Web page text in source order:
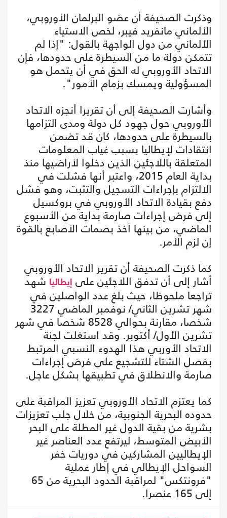
وذكرت الصحيفة أن عضو البرلمان الأوروبي،
الألماني مانفريد فيبر، لخص الاستياء
الألماني من دول الواجهة بالقول: "إذا لم
تتمكن دولة ما من السيطرة على حدودها، فإن
الاتحاد الأوروبي له الحق في أن يتحمل هو
المسؤولية ويمسك بزمام الأمور".
وأشارت الصحيفة إلى أن تقريرا أنجزه الاتحاد
الأوروبي حول جهود كل دولة ومدى التزامها
بالسيطرة على حدودها، كان قد تضمن
انتقادات لإيطاليا بسبب غياب المعلومات
المتعلقة باللاجئين الذين دخلوا لأراضيها منذ
بداية العام 2015، واعتبر أنها فشلت في
الالتزام بإجراءات التسجيل والتثبت، وهو فشل
دفع بقيادة الاتحاد الأوروبي في بروكسيل
إلى فرض إجراءات صارمة بداية من الأسبوع
الماضي، من بينها أخذ بصمات الأصابع بالقوة
إن لزم الأمر.
كما ذكرت الصحيفة أن تقرير الاتحاد الأوروبي
أشار إلى أن تدفق اللاجئين على إيطاليا شهد
تراجعا ملحوظا، حيث بلغ عدد الواصلين في
شهر تشرين الثاني/ نوفمبر الماضي 3227
شخصا، مقارنة بحوالي 8528 شخصا في شهر
تشرين الأول/ أكتوبر. وقد استغلت لجنة
الاتحاد الأوربي هذا الهدوء النسبي المرتبط
بفصل الشتاء للتشجيع على فرض إجراءات
صارمة والانطلاق في تطبيقها بشكل عاجل.
كما يعتزم الاتحاد الأوروبي تعزيز المراقبة على
حدوده البحرية الجنوبية، من خلال جلب تعزيزات
بشرية من بقية الدول غير المطلة على البحر
الأبيض المتوسط، ليرتفع عدد العناصر غير
الإيطاليين المشاركين في دوريات خفر
السواحل الإيطالي في إطار عملية
"فرونتكس" لمراقبة الحدود البحرية من 65
إلى 165 عنصرا.